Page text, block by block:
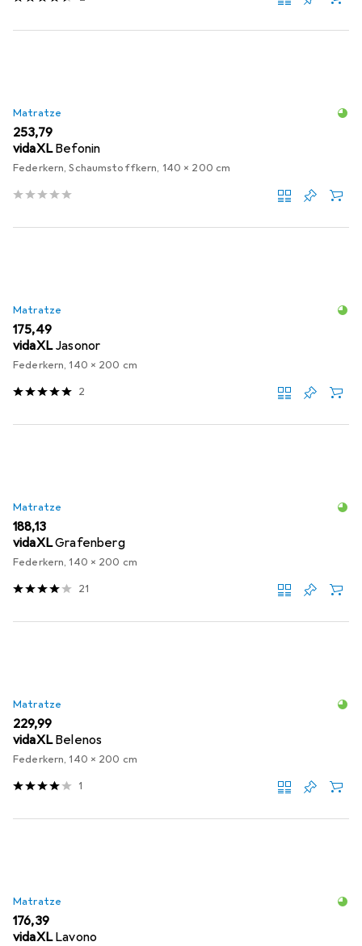
Matratze
EUR
253,79
vidaXL Befonin
Federkern, Schaumstoffkern, 140 x 200 cm
Matratze
EUR
175,49
vidaXL Jasonor
Federkern, 140 x 200 cm
2
Matratze
EUR
188,13
vidaXLGrafenberg
Federkern, 140 x 200 cm
21
Matratze
EUR
229,99
vidaXL Belenos
Federkern, 140 x 200 cm
1
Matratze
EUR
176,39
vidaXL Lavono